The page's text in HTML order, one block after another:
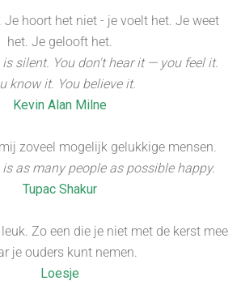
Je hoort het niet - je voelt het. Je weet
het. Je gelooft het.
silent. You don't hear it — you feel it.
know it. You believe it.
Kevin Alan Milne
zoveel mogelijk gelukkige mensen.
as many people as possible happy.
Tupac Shakur
Zo een die je niet met de kerst mee
je ouders kunt nemen.
Loesje